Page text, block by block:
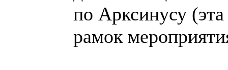
по Арксинусу
рамок